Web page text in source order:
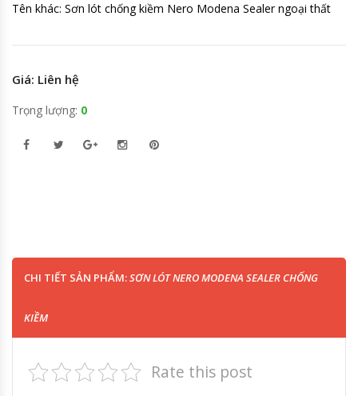
Tên khác: Sơn lót chống kiềm Nero Modena Sealer ngoại thất
Giá: Liên hệ
Trọng lượng: 0
CHI TIẾT SẢN PHẨM:SƠN LÓT NERO MODENA SEALER CHỐNG
KIỀM
Rate this post